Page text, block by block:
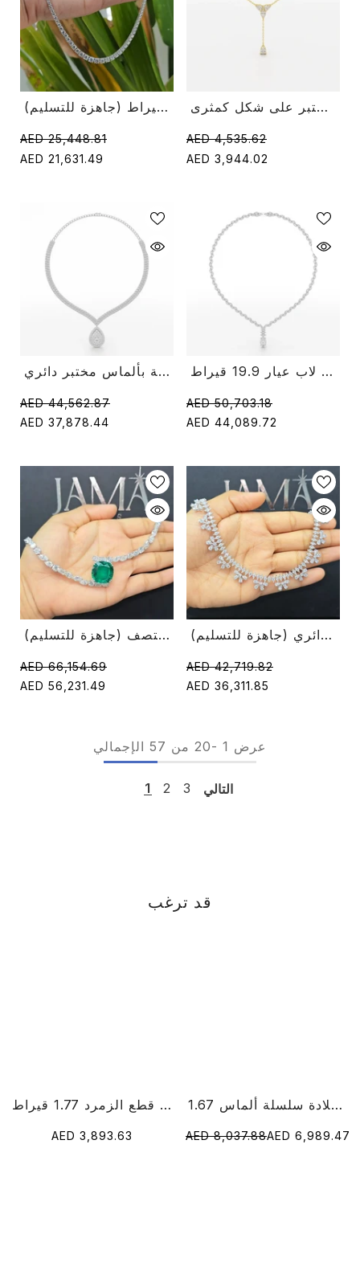
قلادة تنس ألماس مستديرة 8.85 قيراط (جاهزة للتسليم)
AED 25,448.81
AED 21,631.49
قلادة على شكل قطرة عدد 1 قيراط مرصعة بألماس مختبر على شكل كمثرى
AED 4,535.62
AED 3,944.02
قلادة من طبقتين بوزن 23.5 قيراط مرصعة بألماس مختبر دائري
AED 44,562.87
AED 37,878.44
قلادة ألماس ماركيز كت لاب عيار 19.9 قيراط
AED 50,703.18
AED 44,089.72
قلادة من الألماس 33 قيراطًا مع 20 قيراط من حجر الزمرد الأخضر في المنتصف (جاهزة للتسليم)
AED 66,154.69
AED 56,231.49
قلادة أنيقة من الماس عيار 9.7 قيراط مع ألماس دائري (جاهزة للتسليم)
AED 42,719.82
AED 36,311.85
عرض 1
-
20 من 57 الإجمالي
1 2 3 التالي
قد ترغب
خاتم الماس قطع الزمرد 1.77 قيراط
AED 3,893.63
1.67 قيراط قلادة سلسلة ألماس RoundCut Lab
AED 8,037.88AED 6,989.47